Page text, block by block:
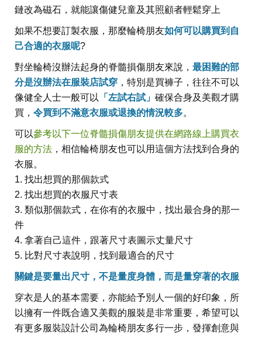
鏈改為磁石，就能讓傷健兒童及其照顧者輕鬆穿上
如果不想要訂製衣服，那麼輪椅朋友如何可以購買到自
己合適的衣服呢?
對坐輪椅沒辦法起身的脊髓損傷朋友來說， 最困難的部
分是沒辦法在服裝店試穿 ，特別是買褲子，往往不可以
像健全人士一般可以
「左試右試」 確保合身及美觀才購
買， 令買到不滿意衣服或退換的情況較多。
可以參考以下一位脊髓損傷朋友提供在網路線上購買衣
服的方法 ，相信輪椅朋友也可以用這個方法找到合身的
衣服。
1. 找出想買的那個款式
2. 找出想買的衣服尺寸表
3. 類似那個款式，在你有的衣服中，找出最合身的那一
件
4. 拿著自己這件，跟著尺寸表圖示丈量尺寸
5. 比對尺寸表說明，找到最適合的尺寸
關鍵是要量出尺寸，不是量度身體，而是量穿著的衣服
穿衣是人的基本需要，亦能給予別人一個的好印象，所
以擁有一件既合適又美觀的服裝是非常重要，希望可以
有更多服裝設計公司為輪椅朋友多行一步，發揮創意與